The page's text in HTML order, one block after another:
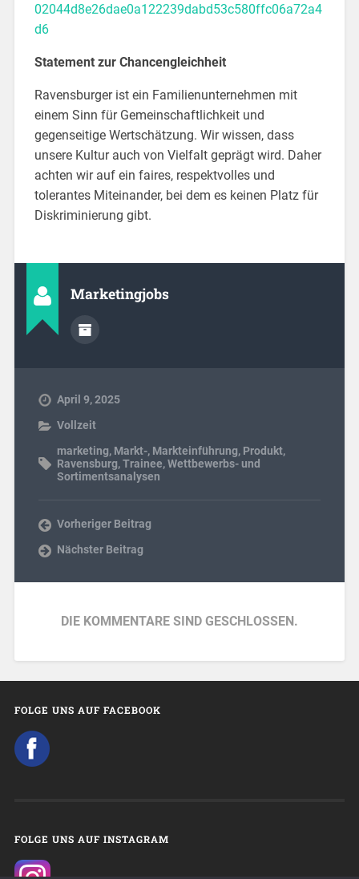
02044d8e26dae0a122239dabd53c580ffc06a72a4
d6
Statement zur Chancengleichheit
Ravensburger ist ein Familienunternehmen mit
einem Sinn für Gemeinschaftlichkeit und
gegenseitige Wertschätzung. Wir wissen, dass
unsere Kultur auch von Vielfalt geprägt wird. Daher
achten wir auf ein faires, respektvolles und
tolerantes Miteinander, bei dem es keinen Platz für
Diskriminierung gibt.
Marketingjobs
April 9, 2025
Vollzeit
marketing, Markt-, Markteinführung, Produkt,
Ravensburg,Trainee,Wettbewerbs- und
Sortimentsanalysen
Vorheriger Beitrag
Nächster Beitrag
DIE KOMMENTARE SIND GESCHLOSSEN.
FOLGE UNS AUF FACEBOOK
FOLGE UNS AUF INSTAGRAM